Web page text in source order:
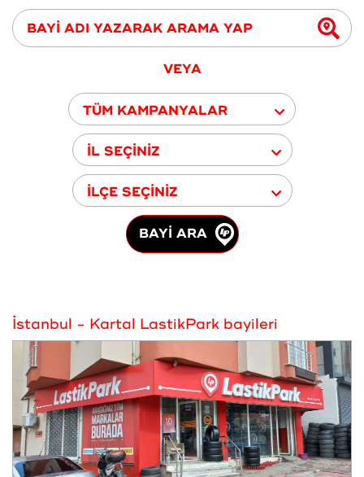
VEYA
TÜM KAMPANYALAR
İL SEÇİNİZ
İLÇE SEÇİNİZ
BAYİ ARA
İstanbul - Kartal LastikPark bayileri